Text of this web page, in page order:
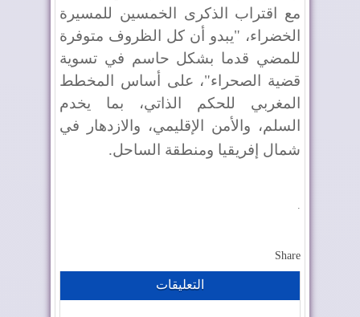
مع اقتراب الذكرى الخمسين للمسيرة
الخضراء، "يبدو أن كل الظروف متوفرة
للمضي قدما بشكل حاسم في تسوية
قضية الصحراء"، على أساس المخطط
المغربي للحكم الذاتي، بما يخدم
السلم، والأمن الإقليمي، والازدهار في
شمال إفريقيا ومنطقة الساحل.
Share
التعليقات